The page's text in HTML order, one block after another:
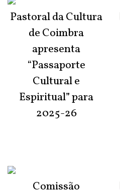
Pastoral da Cultura
de Coimbra
apresenta
“Passaporte
Cultural e
Espiritual” para
2025-26
Comissão